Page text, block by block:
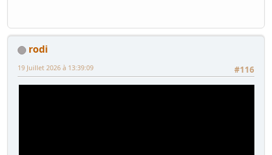
rodi
#116
19 Juillet 2026 à 13:39:09